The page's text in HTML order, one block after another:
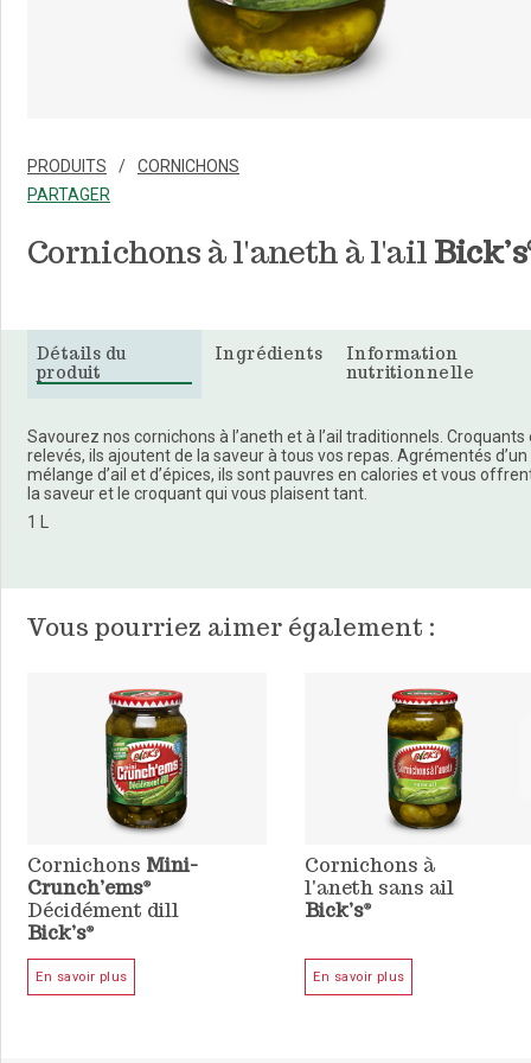
PRODUITS
CORNICHONS
PARTAGER
Cornichons à l'aneth à l'ail Bick’s
Détails du
produit
Ingrédients
Information
nutritionnelle
Savourez nos cornichons à l’aneth et à l’ail traditionnels. Croquants
relevés, ils ajoutent de la saveur à tous vos repas. Agrémentés d’un
mélange d’ail et d’épices, ils sont pauvres en calories et vous
la saveur et le croquant qui vous plaisent tant.
1 L
Vous pourriez aimer également :
Cornichons Mini-
Crunch’ems®
Décidément dill
Bick’s®
En savoir plus
Cornichons à
l'aneth sans ail
Bick’s®
En savoir plus